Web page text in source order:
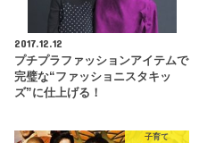
2017.12.12
プチプラファッションアイテムで
完璧な“ファッショニスタキッ
ズ”に仕上げる！
子育て